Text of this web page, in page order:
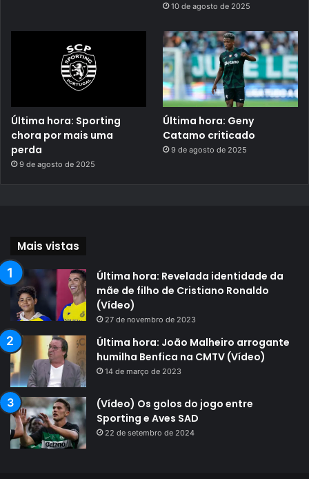
10 de agosto de 2025
Última hora: Sporting
chora por mais uma
perda
9 de agosto de 2025
Última hora: Geny
Catamo criticado
9 de agosto de 2025
Mais vistas
Última hora: Revelada identidade da
mãe de filho de Cristiano Ronaldo
(Vídeo)
27 de novembro de 2023
Última hora: João Malheiro arrogante
humilha Benfica na CMTV (Vídeo)
14 de março de 2023
(Vídeo) Os golos do jogo entre
Sporting e Aves SAD
22 de setembro de 2024